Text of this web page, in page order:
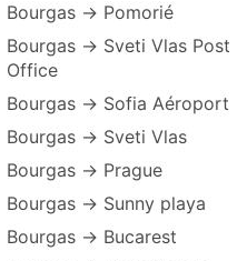
Bourgas → Pomorié
Bourgas → Sveti Vlas Post
Office
Bourgas → Sofia Aéroport
Bourgas → Sveti Vlas
Bourgas → Prague
Bourgas → Sunny playa
Bourgas → Bucarest